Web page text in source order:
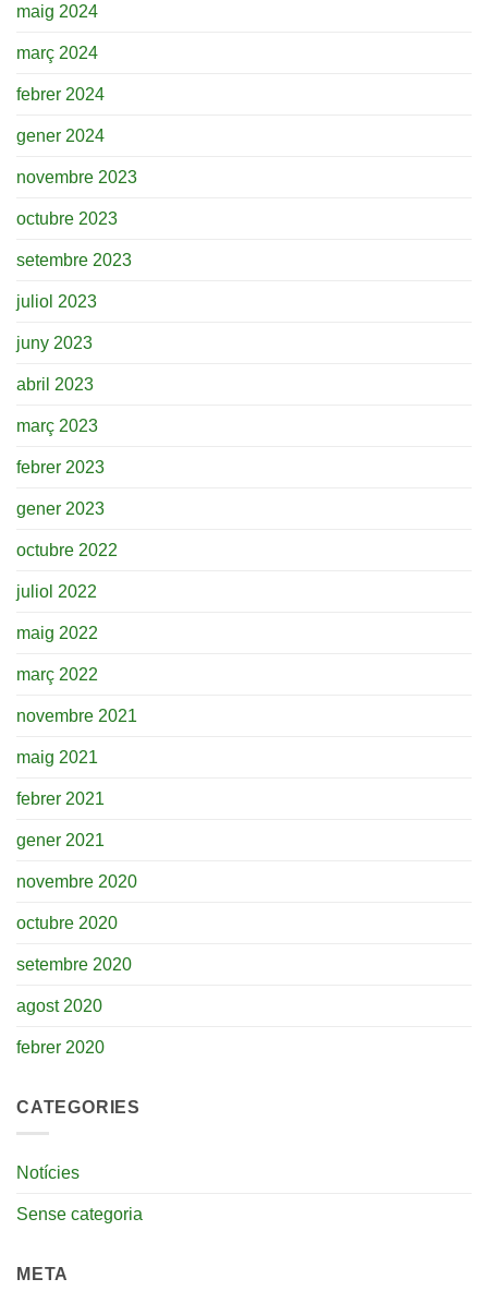
maig 2024
març 2024
febrer 2024
gener 2024
novembre 2023
octubre 2023
setembre 2023
juliol 2023
juny 2023
abril 2023
març 2023
febrer 2023
gener 2023
octubre 2022
juliol 2022
maig 2022
març 2022
novembre 2021
maig 2021
febrer 2021
gener 2021
novembre 2020
octubre 2020
setembre 2020
agost 2020
febrer 2020
CATEGORIES
Notícies
Sense categoria
META